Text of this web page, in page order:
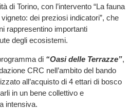
di Torino, con l’intervento “La fauna
dei preziosi indicatori”, che
rappresentino importanti
degli ecosistemi.
di “Oasi delle Terrazze”,
CRC nell’ambito del bando
all’acquisto di 4 ettari di bosco
in un bene collettivo e
intensiva.